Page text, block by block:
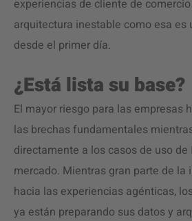
experiencias de cliente de
arquitectura inestable como esa es
desde el primer día.
¿Está lista su base?
El mayor riesgo para las empresas
las brechas fundamentales
directamente a los casos de uso
mercado. Mientras gran parte de la
hacia las experiencias agénticas,
ya están preparando sus datos y